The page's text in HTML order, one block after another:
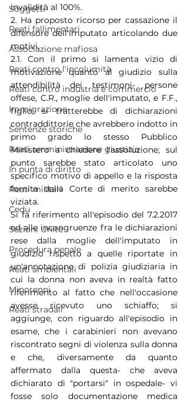
Soggetti
Reati fallimentari
Associazione mafiosa
Reati contro l'incolumità
Reati contro industria e commercio
Immigrazione
Sentenze storiche
Reati amministrazione giustizia
In punta di diritto
Reati militari
Cedu
Sezioni Unite
Procedura penale
Reati ambientali
Minorenni
Reati stradali
invalidità al 100%.
2. Ha proposto ricorso per cassazione il
difensore dell'imputato articolando due
motivi.
2.1. Con il primo si lamenta vizio di
motivazione quanto al giudizio sulla
attendibilità dei testimoni- persone
offese, C.R., moglie dell'imputato, e F.F.,
figlio; si tratterebbe di dichiarazioni
contraddittorie che avrebbero indotto in
primo grado lo stesso Pubblico
Ministero a chiedere l'assoluzione; sul
punto sarebbe stato articolato uno
specifico motivo di appello e la risposta
fornita dalla Corte di merito sarebbe
viziata.
Si fa riferimento all'episodio del 7.2.2017
ed alle incongruenze fra le dichiarazioni
rese dalla moglie dell'imputato in
giudizio rispetto a quelle riportate in
un'annotazione di polizia giudiziaria in
cui la donna non aveva in realtà fatto
riferimento al fatto che nell'occasione
avesse ricevuto uno schiaffo; si
aggiunge, con riguardo all'episodio in
esame, che i carabinieri non avevano
riscontrato segni di violenza sulla donna
e che, diversamente da quanto
affermato dalla questa- che aveva
dichiarato di "portarsi" in ospedale- vi
fosse solo documentazione medica